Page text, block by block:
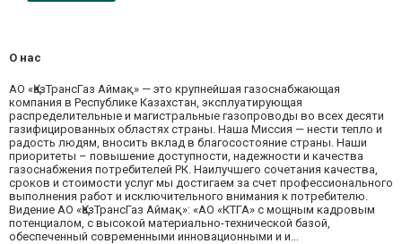
О нас
АО «ҚазТрансГаз Аймақ» — это крупнейшая газоснабжающая
компания в Республике Казахстан, эксплуатирующая
распределительные и магистральные газопроводы во всех десяти
газифицированных областях страны. Наша Миссия — нести тепло и
радость людям, вносить вклад в благосостояние страны. Наши
приоритеты – повышение доступности, надежности и качества
газоснабжения потребителей РК. Наилучшего сочетания качества,
сроков и стоимости услуг мы достигаем за счет профессионального
выполнения работ и исключительного внимания к потребителю.
Видение АО «ҚазТрансГаз Аймақ»: «АО «КТГА» с мощным кадровым
потенциалом, с высокой материально-технической базой,
обеспеченный современными инновационными и и...